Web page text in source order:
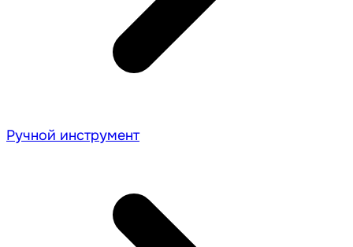
Ручной инструмент